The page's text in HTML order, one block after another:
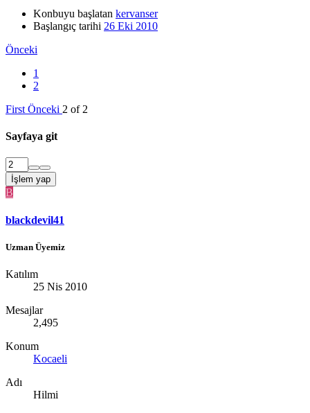
Konbuyu başlatan kervanser
Başlangıç tarihi 26 Eki 2010
Önceki
1
2
First Önceki 2 of 2
Sayfaya git
İşlem yap
B
blackdevil41
Uzman Üyemiz
Katılım
25 Nis 2010
Mesajlar
2,495
Konum
Kocaeli
Adı
Hilmi